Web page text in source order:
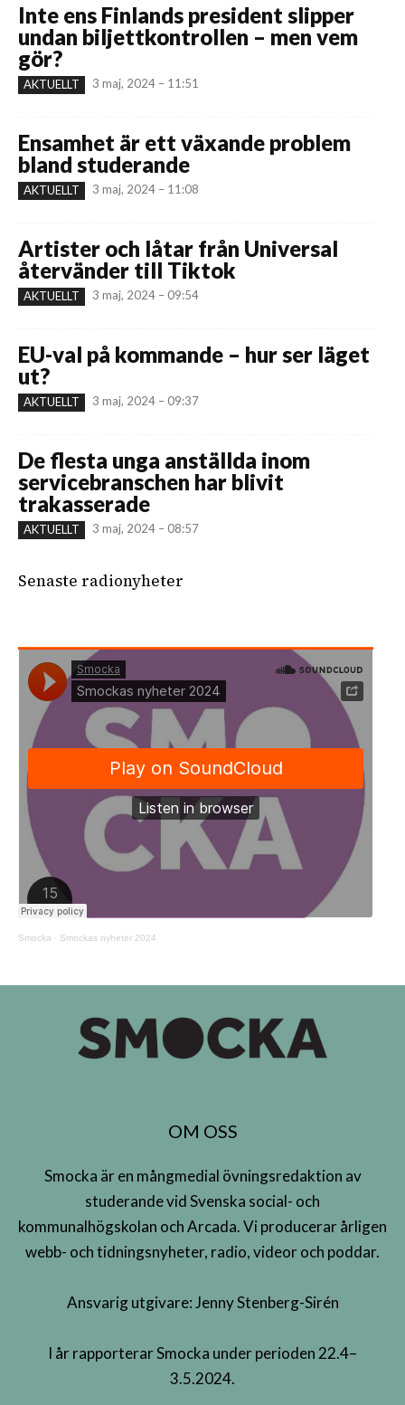
Inte ens Finlands president slipper
undan biljettkontrollen – men vem
gör?
AKTUELLT 3 maj, 2024 – 11:51
Ensamhet är ett växande problem
bland studerande
AKTUELLT 3 maj, 2024 – 11:08
Artister och låtar från Universal
återvänder till Tiktok
AKTUELLT 3 maj, 2024 – 09:54
EU-val på kommande – hur ser läget
ut?
AKTUELLT 3 maj, 2024 – 09:37
De flesta unga anställda inom
servicebranschen har blivit
trakasserade
AKTUELLT 3 maj, 2024 – 08:57
Senaste radionyheter
Smocka · Smockas nyheter 2024
OM OSS
Smocka är en mångmedial övningsredaktion av
studerande vid Svenska social- och
kommunalhögskolan och Arcada. Vi producerar årligen
webb- och tidningsnyheter, radio, videor och poddar.
Ansvarig utgivare: Jenny Stenberg-Sirén
I år rapporterar Smocka under perioden 22.4–
3.5.2024.